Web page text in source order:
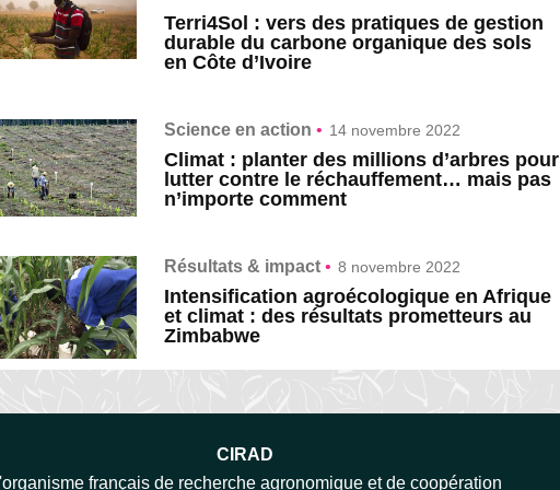
Terri4Sol : vers des pratiques de gestion
durable du carbone organique des sols
en Côte d’Ivoire
Science en action • 14 novembre 2022
Climat : planter des millions d’arbres pour
lutter contre le réchauffement… mais pas
n’importe comment
Résultats & impact • 8 novembre 2022
Intensification agroécologique en Afrique
et climat : des résultats prometteurs au
Zimbabwe
CIRAD
français de recherche agronomique et de coopération